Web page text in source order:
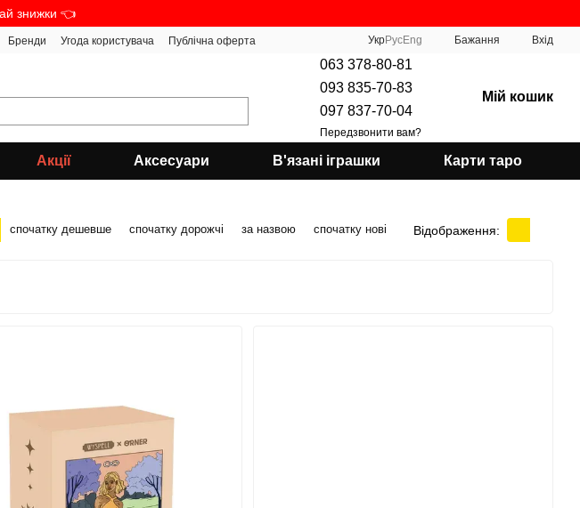
знижки 👈
Бренди Угода користувача Публічна оферта УкрРусEng Бажання Вхід
063 378-80-81
093 835-70-83
097 837-70-04
Передзвонити вам?
Мій кошик
Акції Аксесуари В'язані іграшки Карти таро
спочатку дешевше спочатку дорожчі за назвою спочатку нові Відображення: